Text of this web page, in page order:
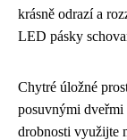
krásně odrazí a
LED pásky
Chytré úložné
posuvnými dveřmi
drobnosti využijte